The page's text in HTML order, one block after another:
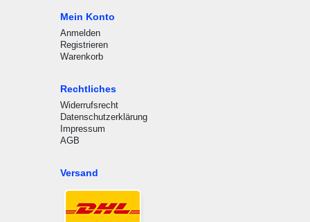
Mein Konto
Anmelden
Registrieren
Warenkorb
Rechtliches
Widerrufsrecht
Datenschutzerklärung
Impressum
AGB
Versand